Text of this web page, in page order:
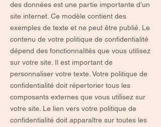
des données est une partie importante d’un
site internet. Ce modèle contient des
exemples de texte et ne peut être publié. Le
contenu de votre politique de confidentialité
dépend des fonctionnalités que vous utilisez
sur votre site. Il est important de
personnaliser votre texte. Votre politique de
confidentialité doit répertorier tous les
composants externes que vous utilisez sur
votre site. Le lien vers votre politique de
confidentialité doit apparaître sur toutes les